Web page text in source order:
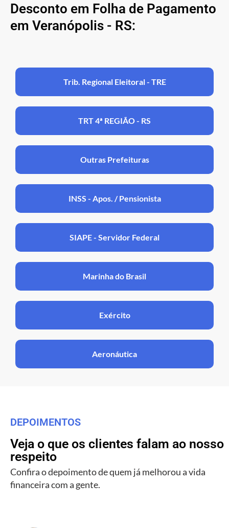
Desconto em Folha de Pagamento
em Veranópolis - RS:
Trib. Regional Eleitoral - TRE
TRT 4ª REGIÃO - RS
Outras Prefeituras
INSS - Apos. / Pensionista
SIAPE - Servidor Federal
Marinha do Brasil
Exército
Aeronáutica
DEPOIMENTOS
Veja o que os clientes falam ao nosso
respeito
Confira o depoimento de quem já melhorou a vida
financeira com a gente.